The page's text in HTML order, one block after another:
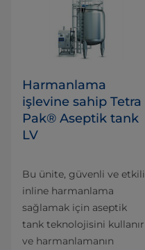
Harmanlama
işlevine sahip Tetra
Pak® Aseptik tank
LV
Bu ünite, güvenli ve etkili
inline harmanlama
sağlamak için aseptik
tank teknolojisini kullanır
ve harmanlamanın